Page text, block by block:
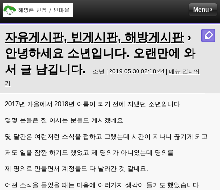
Menu
자유게시판, 빈게시판, 해방게시판›
안녕하세요 소년입니다. 오랜만에 와
서 글 남깁니다.
소년 | 2019.05.30 02:18:44 | 메뉴 건너뛰
기
2017년 가을에서 2018년 여름이 되기 전에 지냈던 소년입니다.
몇몇 분들은 절 아시는 분들도 계시겠네요.
몇 달간은 여런저런 소식을 접하고 그랬는데 시간이 지나니 끊기게 되고
저도 일을 잠깐 하기도 했었고 제 명의가 아니였는데 명의를
제 명의로 만들면서 계정들도 다 날라간 것 같네요.
어떤 소식을 들었을 때는 마음에 여러가지 생각이 들기도 했었습니다.